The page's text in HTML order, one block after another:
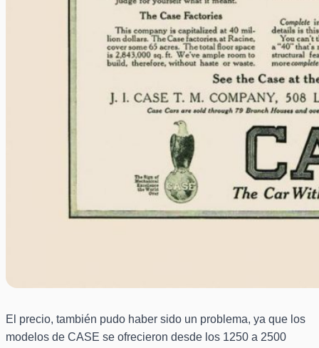
El precio, también pudo haber sido un problema, ya que los
modelos de CASE se ofrecieron desde los 1250 a 2500